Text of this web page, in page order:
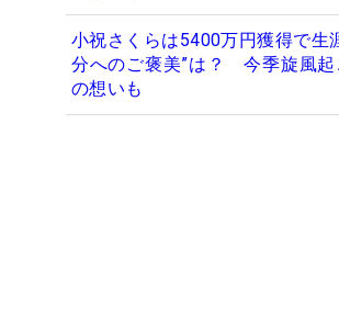
小祝さくらは5400万円獲得で生
分へのご褒美”は？ 今季旋風起
の想いも